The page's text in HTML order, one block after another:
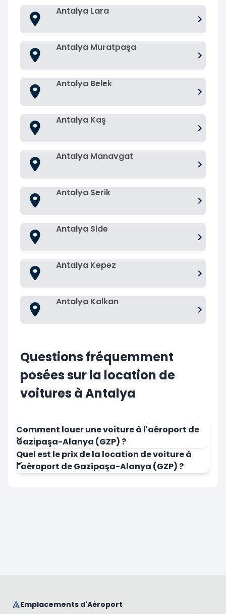
Antalya Lara
Antalya Muratpaşa
Antalya Belek
Antalya Kaş
Antalya Manavgat
Antalya Serik
Antalya Side
Antalya Kepez
Antalya Kalkan
Questions fréquemment
posées sur la location de
voitures à Antalya
Comment louer une voiture à l'aéroport de
Gazipaşa-Alanya (GZP) ?
Quel est le prix de la location de voiture à
l'aéroport de Gazipaşa-Alanya (GZP) ?
Emplacements d'Aéroport